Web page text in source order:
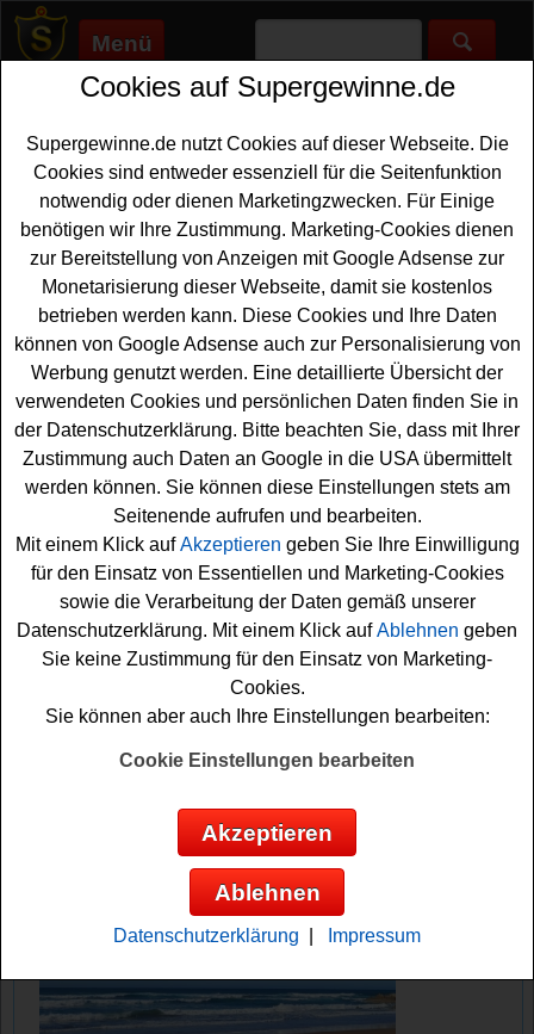
Menü
Supergewinne.de>Gewinnspiele>Bargeld Gewinnspiele>
Anzeige:
Anzeige:
Klack Gewinnspiel - Tchibo
Einkaufsgutschein gewinnen
Wer gern einenEinkaufsgutschein gewinnenmag, sollte
sich dieses kostenlose Klack Gewinnspiel genauer
ansehen. Verlost wird ein Tchibo Gutschein im Wert von
100 Euro für die aktuelle Kollektion. Falls Sie diesen
Einkaufsgutschein gewinnen wollen, sollten Sie kurz an
der Verlosung teilnehmen. Dafür müssen Sie das kleine
spiel erfolgreich lösen. Danach können Sie das Formular
ausfüllen und sich Ihre Chance sichern. Viel Glück dabei!
Klack verlost einen 100 Euro
Einkaufsgutschein
Cookies auf Supergewinne.de
Supergewinne.de nutzt Cookies auf dieser Webseite. Die
Cookies sind entweder essenziell für die Seitenfunktion
notwendig oder dienen Marketingzwecken. Für Einige
benötigen wir Ihre Zustimmung. Marketing-Cookies dienen
zur Bereitstellung von Anzeigen mit Google Adsense zur
Monetarisierung dieser Webseite, damit sie kostenlos
betrieben werden kann. Diese Cookies und Ihre Daten
können von Google Adsense auch zur Personalisierung von
Werbung genutzt werden. Eine detaillierte Übersicht der
verwendeten Cookies und persönlichen Daten finden Sie in
der Datenschutzerklärung. Bitte beachten Sie, dass mit Ihrer
Zustimmung auch Daten an Google in die USA übermittelt
werden können. Sie können diese Einstellungen stets am
Seitenende aufrufen und bearbeiten.
Mit einem Klick aufAkzeptieren geben Sie Ihre Einwilligung
für den Einsatz von Essentiellen und Marketing-Cookies
sowie die Verarbeitung der Daten gemäß unserer
Datenschutzerklärung. Mit einem Klick aufAblehnen geben
Sie keine Zustimmung für den Einsatz von Marketing-
Cookies.
Sie können aber auch Ihre Einstellungen bearbeiten:
Cookie Einstellungen bearbeiten
Akzeptieren
Ablehnen
Datenschutzerklärung Impressum